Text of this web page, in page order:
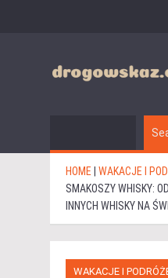
HOME WAKACJE I
SMAKOSZY WHISKY:
INNYCH WHISKY NA
WAKACJE I